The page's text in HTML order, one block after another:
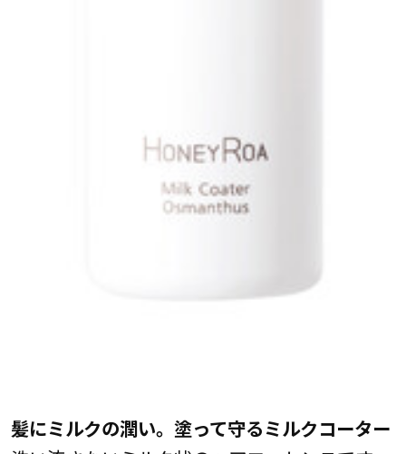
髪にミルクの潤い。塗って守るミルクコーター